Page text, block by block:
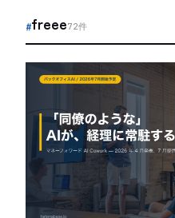
#freee72件
はてな君
○ 営業時間外（平日 9:00-18:00）
はてな君
○ 営業時間外（平日 9:00-18:00）